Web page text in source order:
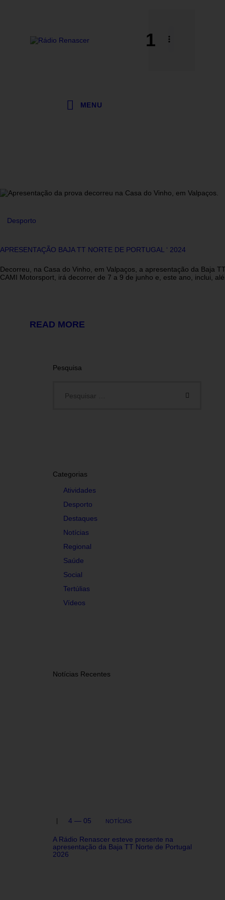
1
MENU
Desporto
APRESENTAÇÃO BAJA TT NORTE DE PORTUGAL ‘ 2024
Decorreu, na Casa do Vinho, em Valpaços, a apresentação da Baja
CAMI Motorsport, irá decorrer de 7 a 9 de junho e, este ano, inclui,
READ MORE
Pesquisa
Categorias
Atividades
Desporto
Destaques
Notícias
Regional
Saúde
Social
Tertúlias
Vídeos
Notícias Recentes
4 — 05 NOTÍCIAS
A Rádio Renascer esteve presente na
apresentação da Baja TT Norte de Portugal
2026